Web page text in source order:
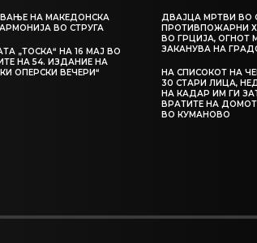
НА МАКЕДОНСКА
ВО СТРУГА
„ТОСКА“ НА 16 МАЈ ВО
НА 54. ИЗДАНИЕ НА
ОПЕРСКИ ВЕЧЕРИ“
ДВАЈЦА МРТВИ ВО
ПРОТИВПОЖАРНИ
ВО ГРЦИЈА, ОГНОТ
ЗАКАНУВА НА
НА СПИСОКОТ НА
30 СТАРИ ЛИЦА,
НА КАДАР ИМ ГИ
ВРАТИТЕ НА ДОМОТ
ВО КУМАНОВО